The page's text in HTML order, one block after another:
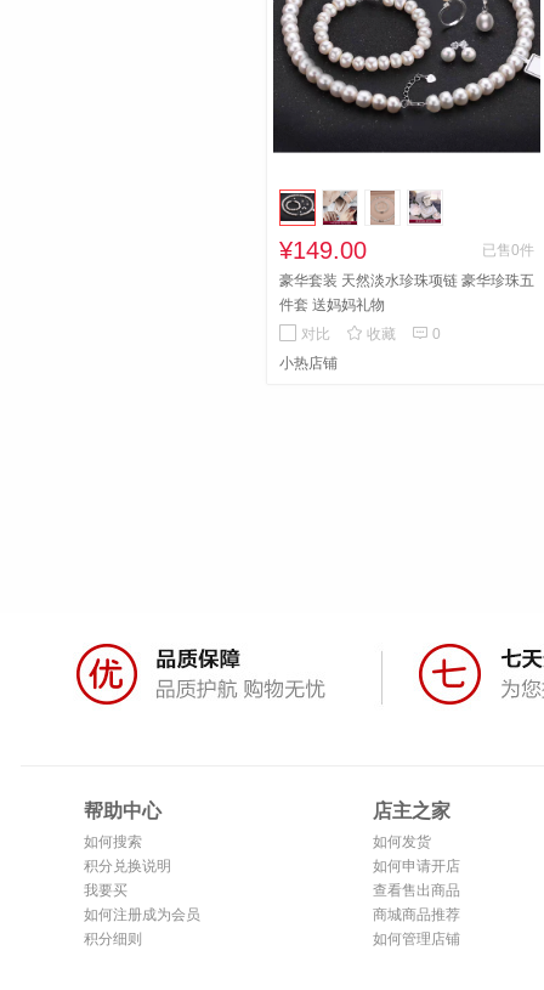
¥149.00
已售0件
豪华套装 天然淡水珍珠项链 豪华珍珠五
件套 送妈妈礼物
对比
 收藏  0
小热店铺
帮助中心
如何搜索
积分兑换说明
我要买
如何注册成为会员
积分细则
店主之家
如何发货
如何申请开店
查看售出商品
商城商品推荐
如何管理店铺